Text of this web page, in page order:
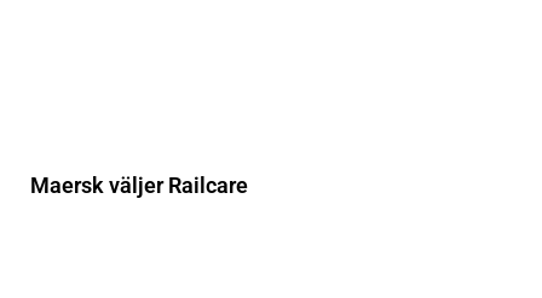
Maersk väljer Railcare